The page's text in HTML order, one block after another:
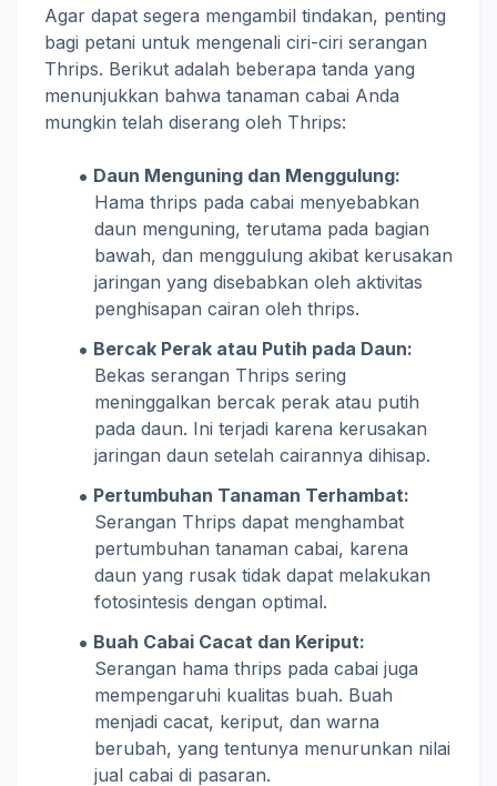
Agar dapat segera mengambil tindakan, penting
bagi petani untuk mengenali ciri-ciri serangan
Thrips. Berikut adalah beberapa tanda yang
menunjukkan bahwa tanaman cabai Anda
mungkin telah diserang oleh Thrips:
Daun Menguning dan Menggulung:
Hama thrips pada cabai menyebabkan
daun menguning, terutama pada bagian
bawah, dan menggulung akibat kerusakan
jaringan yang disebabkan oleh aktivitas
penghisapan cairan oleh thrips.
Bercak Perak atau Putih pada Daun:
Bekas serangan Thrips sering
meninggalkan bercak perak atau putih
pada daun. Ini terjadi karena kerusakan
jaringan daun setelah cairannya dihisap.
Pertumbuhan Tanaman Terhambat:
Serangan Thrips dapat menghambat
pertumbuhan tanaman cabai, karena
daun yang rusak tidak dapat melakukan
fotosintesis dengan optimal.
Buah Cabai Cacat dan Keriput:
Serangan hama thrips pada cabai juga
mempengaruhi kualitas buah. Buah
menjadi cacat, keriput, dan warna
berubah, yang tentunya menurunkan nilai
jual cabai di pasaran.